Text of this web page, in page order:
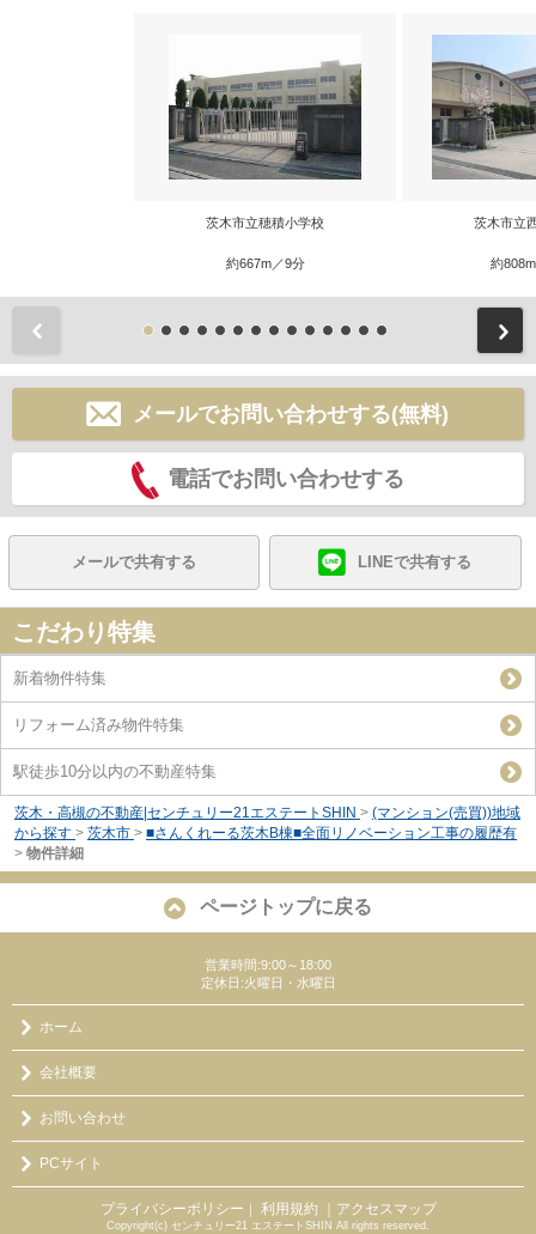
茨木市立穂積小学校
約667m／9分
茨木市立
約
メールでお問い合わせする(無料)
電話でお問い合わせする
メールで共有する LINEで共有する
こだわり特集
新着物件特集
リフォーム済み物件特集
駅徒歩10分以内の不動産特集
茨木・高槻の不動産|センチュリー21エステートSHIN > (マンション(売買))地域
から探す > 茨木市 > ■さんくれーる茨木B棟■全面リノベーション工事の履歴有
> 物件詳細
ページトップに戻る
営業時間:9:00～18:00
定休日:火曜日・水曜日
ホーム
会社概要
お問い合わせ
PCサイト
プライバシーポリシー ｜ 利用規約 ｜アクセスマップ
Copyright(c) センチュリー21 エステートSHIN All rights reserved.